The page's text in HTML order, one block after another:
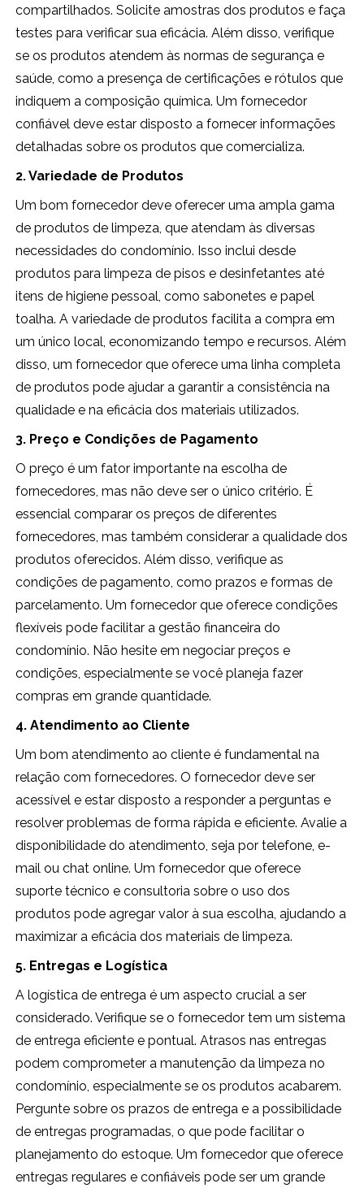
compartilhados. Solicite amostras dos produtos e faça
testes para verificar sua eficácia. Além disso, verifique
se os produtos atendem às normas de segurança e
saúde, como a presença de certificações e rótulos que
indiquem a composição química. Um fornecedor
confiável deve estar disposto a fornecer informações
detalhadas sobre os produtos que comercializa.
2. Variedade de Produtos
Um bom fornecedor deve oferecer uma ampla gama
de produtos de limpeza, que atendam às diversas
necessidades do condomínio. Isso inclui desde
produtos para limpeza de pisos e desinfetantes até
itens de higiene pessoal, como sabonetes e papel
toalha. A variedade de produtos facilita a compra em
um único local, economizando tempo e recursos. Além
disso, um fornecedor que oferece uma linha completa
de produtos pode ajudar a garantir a consistência na
qualidade e na eficácia dos materiais utilizados.
3. Preço e Condições de Pagamento
O preço é um fator importante na escolha de
fornecedores, mas não deve ser o único critério. É
essencial comparar os preços de diferentes
fornecedores, mas também considerar a qualidade dos
produtos oferecidos. Além disso, verifique as
condições de pagamento, como prazos e formas de
parcelamento. Um fornecedor que oferece condições
flexíveis pode facilitar a gestão financeira do
condomínio. Não hesite em negociar preços e
condições, especialmente se você planeja fazer
compras em grande quantidade.
4. Atendimento ao Cliente
Um bom atendimento ao cliente é fundamental na
relação com fornecedores. O fornecedor deve ser
acessível e estar disposto a responder a perguntas e
resolver problemas de forma rápida e eficiente. Avalie a
disponibilidade do atendimento, seja por telefone, e-
mail ou chat online. Um fornecedor que oferece
suporte técnico e consultoria sobre o uso dos
produtos pode agregar valor à sua escolha, ajudando a
maximizar a eficácia dos materiais de limpeza.
5. Entregas e Logística
A logística de entrega é um aspecto crucial a ser
considerado. Verifique se o fornecedor tem um sistema
de entrega eficiente e pontual. Atrasos nas entregas
podem comprometer a manutenção da limpeza no
condomínio, especialmente se os produtos acabarem.
Pergunte sobre os prazos de entrega e a possibilidade
de entregas programadas, o que pode facilitar o
planejamento do estoque. Um fornecedor que oferece
entregas regulares e confiáveis pode ser um grande